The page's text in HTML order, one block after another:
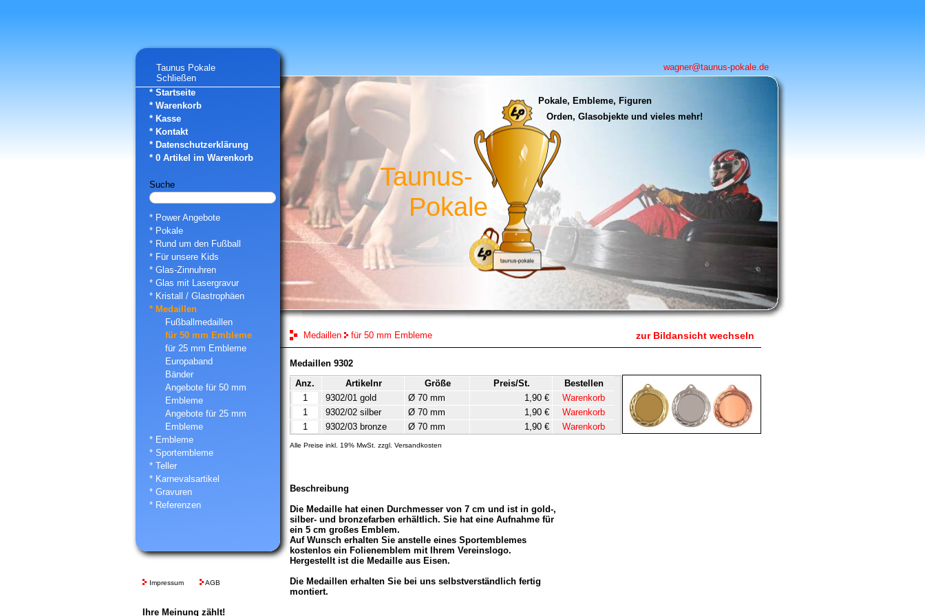
wagner@taunus-pokale.de
Taunus-
Pokale
Pokale, Embleme, Figuren
Orden, Glasobjekte und vieles mehr!
Taunus Pokale
Schließen
* Startseite
* Warenkorb
* Kasse
* Kontakt
* Datenschutzerklärung
* 0 Artikel im Warenkorb
Suche
* Power Angebote
* Pokale
* Rund um den Fußball
* Für unsere Kids
* Glas-Zinnuhren
* Glas mit Lasergravur
* Kristall / Glastrophäen
* Medaillen
Fußballmedaillen
für 50 mm Embleme
für 25 mm Embleme
Europaband
Bänder
Angebote für 50 mm
Embleme
Angebote für 25 mm
Embleme
* Embleme
* Sportembleme
* Teller
* Karnevalsartikel
* Gravuren
* Referenzen
Impressum AGB
Ihre Meinung zählt!
Medaillen für 50 mm Embleme zur Bildansicht wechseln
Medaillen 9302
Anz.
Artikelnr Größe Preis/St.
Bestellen
9302/01 gold
Ø 70 mm 1,90 €
Warenkorb
9302/02 silber
Ø 70 mm 1,90 €
Warenkorb
9302/03 bronze
Ø 70 mm 1,90 € Warenkorb
Alle Preise inkl. 19% MwSt. zzgl. Versandkosten
Beschreibung
Die Medaille hat einen Durchmesser von 7 cm und ist in gold-,
silber- und bronzefarben erhältlich. Sie hat eine Aufnahme für
ein 5 cm großes Emblem.
Auf Wunsch erhalten Sie anstelle eines Sportemblemes
kostenlos ein Folienemblem mit Ihrem Vereinslogo.
Hergestellt ist die Medaille aus Eisen.
Die Medaillen erhalten Sie bei uns selbstverständlich fertig
montiert.